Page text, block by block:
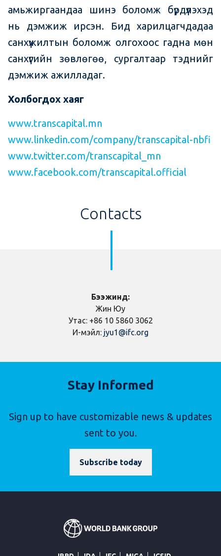
амьжиргаандаа шинэ боломж бүрдүүлэхэд
нь дэмжиж ирсэн. Бид харилцагчдадаа
санхүүжилтын боломж олгохоос гадна мөн
санхүүгийн зөвлөгөө, сургалтаар тэднийг
дэмжиж ажилладаг.
Холбогдох хаяг
www.transcapital.mn
www.linkedin.com/company/transcapital-nbfi
www.twitter.com/transcapital_mn
www.facebook.com/transcapital.official
Contacts
​Бээжинд:
Жин Юу
Утас: +86 10 5860 3062
И-мэйл: jyu1@ifc.org
Stay Informed
Sign up to have customizable news & updates
sent to you.
Subscribe today